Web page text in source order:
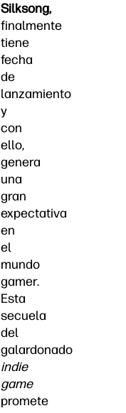
Silksong,
finalmente
tiene
fecha
de
lanzamiento
y
con
ello,
genera
una
gran
expectativa
en
el
mundo
gamer.
Esta
secuela
del
galardonado
indie
game
promete